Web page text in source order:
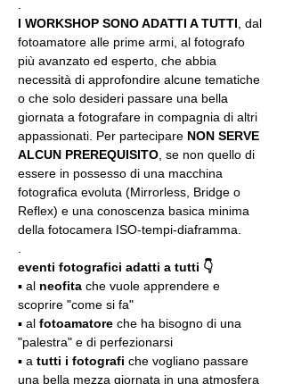
I WORKSHOP SONO ADATTI A TUTTI , dal
fotoamatore alle prime armi, al fotografo
più avanzato ed esperto, che abbia
necessità di approfondire alcune tematiche
o che solo desideri passare una bella
giornata a fotografare in compagnia di altri
appassionati. Per partecipare NON SERVE
ALCUN PREREQUISITO , se non quello di
essere in possesso di una macchina
fotografica evoluta (Mirrorless, Bridge o
Reflex) e una conoscenza basica minima
della fotocamera ISO-tempi-diaframma.
eventi fotografici adatti a tutti 👇
▪️ al neofita che vuole apprendere e
scoprire "come si fa"
▪️ al fotoamatore che ha bisogno di una
"palestra" e di perfezionarsi
▪️ a tutti i fotografi che vogliano passare
una bella mezza giornata in una atmosfera